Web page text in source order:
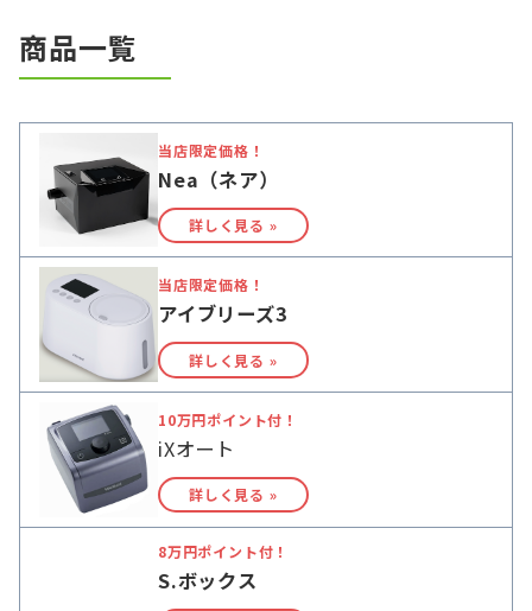
商品一覧
当店限定価格！
Nea（ネア）
詳しく見る »
当店限定価格！
アイブリーズ3
詳しく見る »
10万円ポイント付！
iXオート
詳しく見る »
8万円ポイント付！
S.ボックス